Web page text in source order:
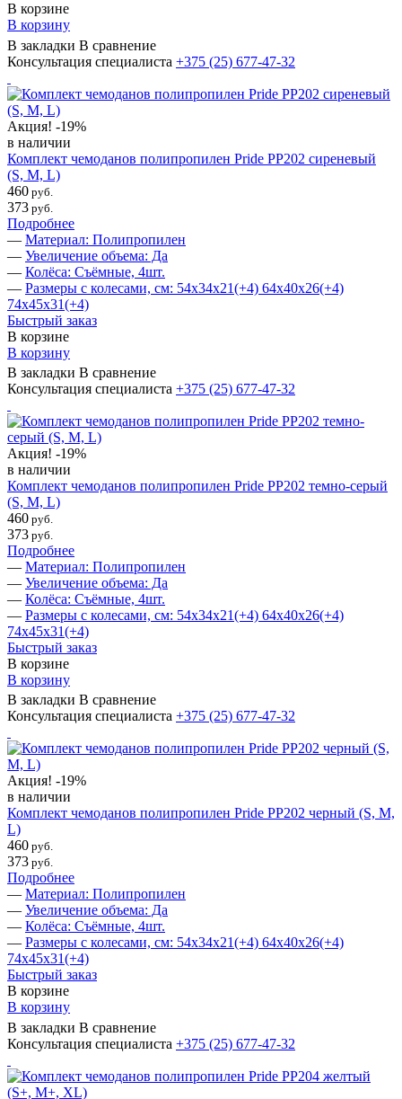
В корзине
В корзину
В закладки В сравнение
Консультация специалиста +375 (25) 677-47-32
Акция! -19%
в наличии
Комплект чемоданов полипропилен Pride PP202 сиреневый
(S, M, L)
460 руб.
373 руб.
Подробнее
— Материал: Полипропилен
— Увеличение объема: Да
— Колёса: Съёмные, 4шт.
— Размеры с колесами, см: 54х34х21(+4) 64х40х26(+4)
74х45х31(+4)
Быстрый заказ
В корзине
В корзину
В закладки В сравнение
Консультация специалиста +375 (25) 677-47-32
Акция! -19%
в наличии
Комплект чемоданов полипропилен Pride PP202 темно-серый
(S, M, L)
460 руб.
373 руб.
Подробнее
— Материал: Полипропилен
— Увеличение объема: Да
— Колёса: Съёмные, 4шт.
— Размеры с колесами, см: 54х34х21(+4) 64х40х26(+4)
74х45х31(+4)
Быстрый заказ
В корзине
В корзину
В закладки В сравнение
Консультация специалиста +375 (25) 677-47-32
Акция! -19%
в наличии
Комплект чемоданов полипропилен Pride PP202 черный (S, M,
L)
460 руб.
373 руб.
Подробнее
— Материал: Полипропилен
— Увеличение объема: Да
— Колёса: Съёмные, 4шт.
— Размеры с колесами, см: 54х34х21(+4) 64х40х26(+4)
74х45х31(+4)
Быстрый заказ
В корзине
В корзину
В закладки В сравнение
Консультация специалиста +375 (25) 677-47-32